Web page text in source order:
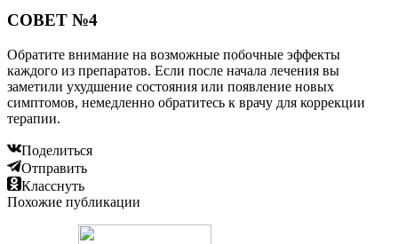
СОВЕТ №4
Обратите внимание на возможные побочные эффекты
каждого из препаратов. Если после начала лечения вы
заметили ухудшение состояния или появление новых
симптомов, немедленно обратитесь к врачу для коррекции
терапии.
Поделиться
Отправить
Класснуть
Похожие публикации